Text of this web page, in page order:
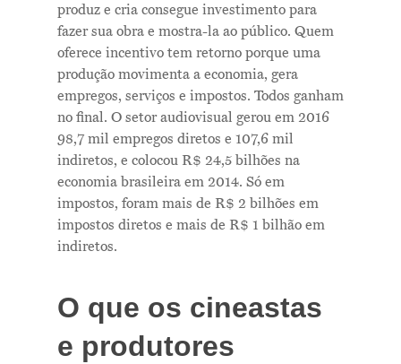
produz e cria consegue investimento para
fazer sua obra e mostra-la ao público. Quem
oferece incentivo tem retorno porque uma
produção movimenta a economia, gera
empregos, serviços e impostos. Todos ganham
no final. O setor audiovisual gerou em 2016
98,7 mil empregos diretos e 107,6 mil
indiretos, e colocou R$ 24,5 bilhões na
economia brasileira em 2014. Só em
impostos, foram mais de R$ 2 bilhões em
impostos diretos e mais de R$ 1 bilhão em
indiretos.
O que os cineastas
e produtores